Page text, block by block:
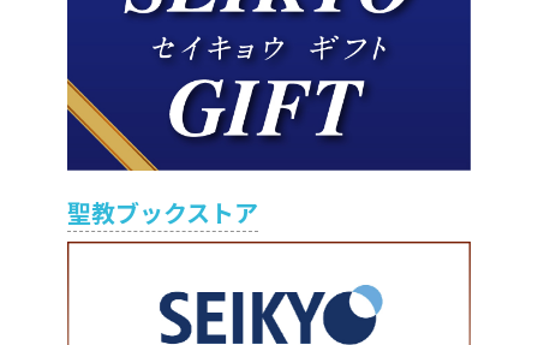
聖教ブックストア